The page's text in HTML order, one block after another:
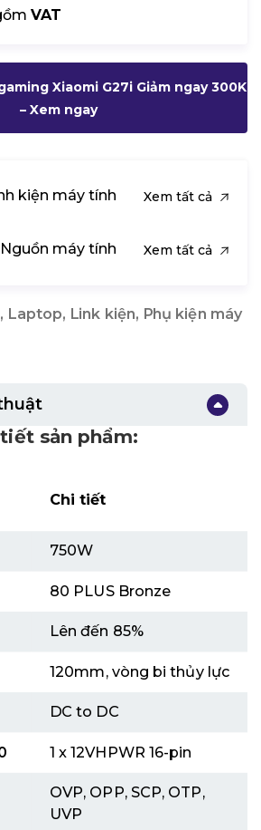
VAT
Xiaomi G27i Giảm ngay 300K
– Xem ngay
kiện máy tính Xem tất cả
Nguồn máy tính Xem tất cả
Laptop, Link kiện, Phụ kiện máy
sản phẩm:
Chi tiết
750W
80 PLUS Bronze
Lên đến 85%
120mm, vòng bi thủy lực
DC to DC
1 x 12VHPWR 16-pin
OVP, OPP, SCP, OTP,
UVP